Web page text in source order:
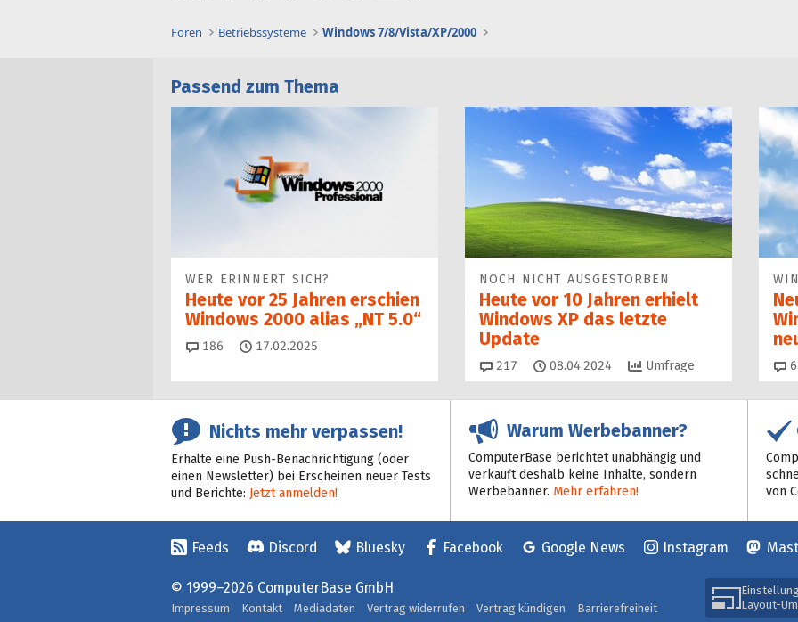
Foren Betriebssysteme Windows 7/8/Vista/XP/2000
Passend zum Thema
WER ERINNERT SICH?
Heute vor 25 Jahren erschien
Windows 2000 alias „NT 5.0“
186 Kommentare
17.02.2025
NOCH NICHT AUSGESTORBEN
Heute vor 10 Jahren erhielt
Windows XP das letzte
Update
217 Kommentare
08.04.2024 Umfrage
Nichts mehr verpassen!
Erhalte eine Push-Benachrichtigung (oder
einen Newsletter) bei Erscheinen neuer Tests
und Berichte: Jetzt anmelden!
Warum Werbebanner?
ComputerBase berichtet unabhängig und
verkauft deshalb keine Inhalte, sondern
Werbebanner. Mehr erfahren!
von
Feeds Discord Bluesky Facebook Google News Instagram
Layout-
© 1999–2026 ComputerBase GmbH
Impressum Kontakt Mediadaten Vertrag widerrufen Vertrag kündigen
Barrierefreiheit